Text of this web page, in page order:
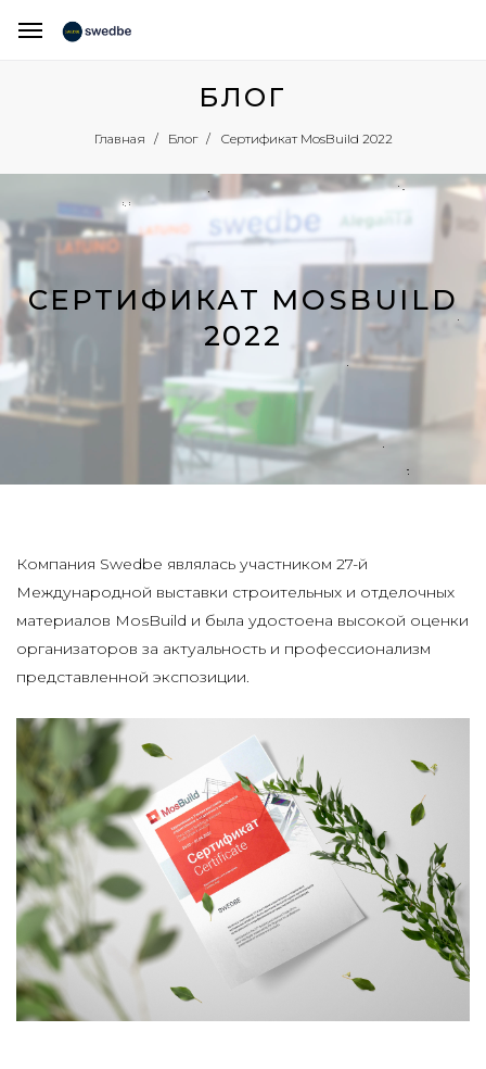
БЛОГ
Главная Блог Сертификат MosBuild 2022
СЕРТИФИКАТ MOSBUILD
2022
Компания Swedbe являлась участником 27-й
Международной выставки строительных и отделочных
материалов MosBuild и была удостоена высокой оценки
организаторов за актуальность и профессионализм
представленной экспозиции.